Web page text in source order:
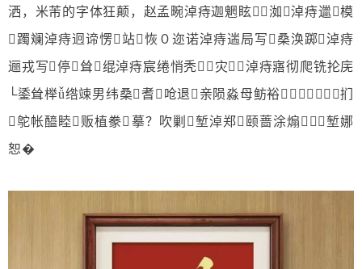
洒，米芾的字体狂颠，赵孟畹淖痔迦魍眩洳淖痔邋模
躅斓淖痔迥谛愣站恢０迩诺淖痔遄局写桑涣踯淖痔
逦戎写停耸绲淖痔宸绻悄秃灾淖痔寤彻爬铣抡庑
└鋈耸榉ǚ绺竦男纬桑耆呛退亲陨淼母鲂裕⑵扪
鸵帐醯睦贩植豢摹？吹剿堑淖郑颐蔷涂煽堑娜
恕�